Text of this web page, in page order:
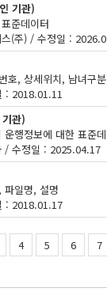
기관)
준데이터
(주) / 수정일 :
호, 상세위치, 남녀구
: 2018.01.11
관)
행정보에 대한 표준
/ 수정일 : 2025.04.17
파일명, 설명
: 2018.01.17
4 5 6 7